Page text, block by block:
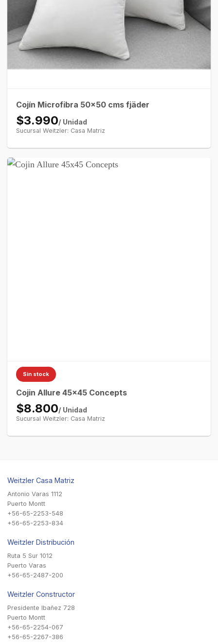
Cojín Microfibra 50×50 cms fjäder
$3.990/ Unidad
Sucursal Weitzler: Casa Matriz
Sin stock
Cojin Allure 45×45 Concepts
$8.800/ Unidad
Sucursal Weitzler: Casa Matriz
Weitzler Casa Matriz
Antonio Varas 1112
Puerto Montt
+56-65-2253-548
+56-65-2253-834
Weitzler Distribución
Ruta 5 Sur 1012
Puerto Varas
+56-65-2487-200
Weitzler Constructor
Presidente Ibañez 728
Puerto Montt
+56-65-2254-067
+56-65-2267-386